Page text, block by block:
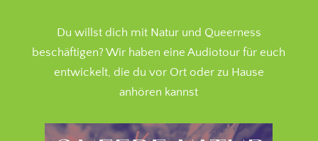
Du willst dich mit Natur und Queerness
beschäftigen? Wir haben eine Audiotour für euch
entwickelt, die du vor Ort oder zu Hause
anhören kannst